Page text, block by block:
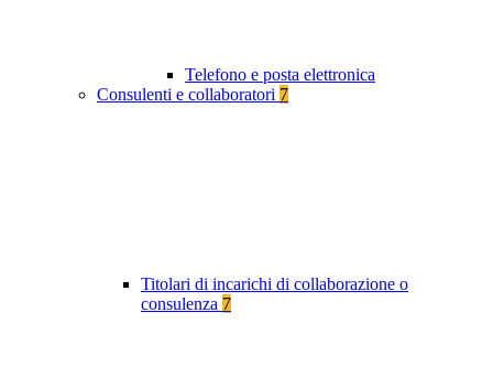
Telefono e posta elettronica
Consulenti e collaboratori 7
Titolari di incarichi di collaborazione o
consulenza 7